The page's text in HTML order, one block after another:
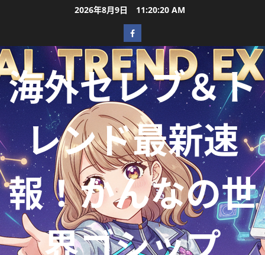
2026年8月9日 11:20:21 AM
海外セレブ＆ト
レンド最新速
報！かんなの世
界ゴシップ